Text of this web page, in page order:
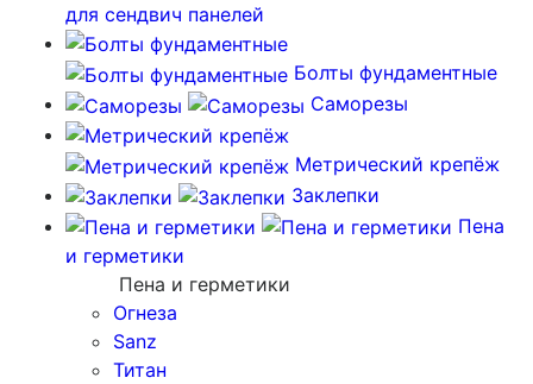
для сендвич панелей
Болты фундаментные
Саморезы
Метрический крепёж
Заклепки
Пена
и герметики
Пена и герметики
Огнеза
Sanz
Титан